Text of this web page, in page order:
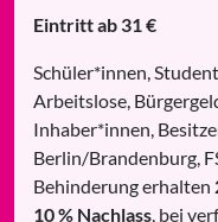
Eintritt ab 31 €
Schüler*innen,
Arbeitslose,
Inhaber*innen,
Berlin/Brandenburg,
Behinderung erhalten
10 % Nachlass, bei